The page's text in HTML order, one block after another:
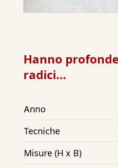
Hanno
radici...
Anno
Tecniche
Misure (H x B)